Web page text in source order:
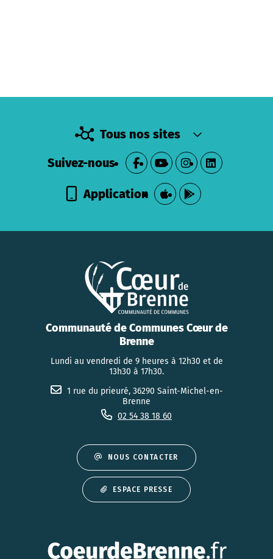
Tous nos sites
Suivez-nous
Application
Communauté de Communes Cœur de
Brenne
Lundi au vendredi de 9 heures à 12h30 et de
13h30 à 17h30.
1 rue du prieuré, 36290 Saint-Michel-en-
Brenne
02 54 38 18 60
NOUS CONTACTER
ESPACE PRESSE